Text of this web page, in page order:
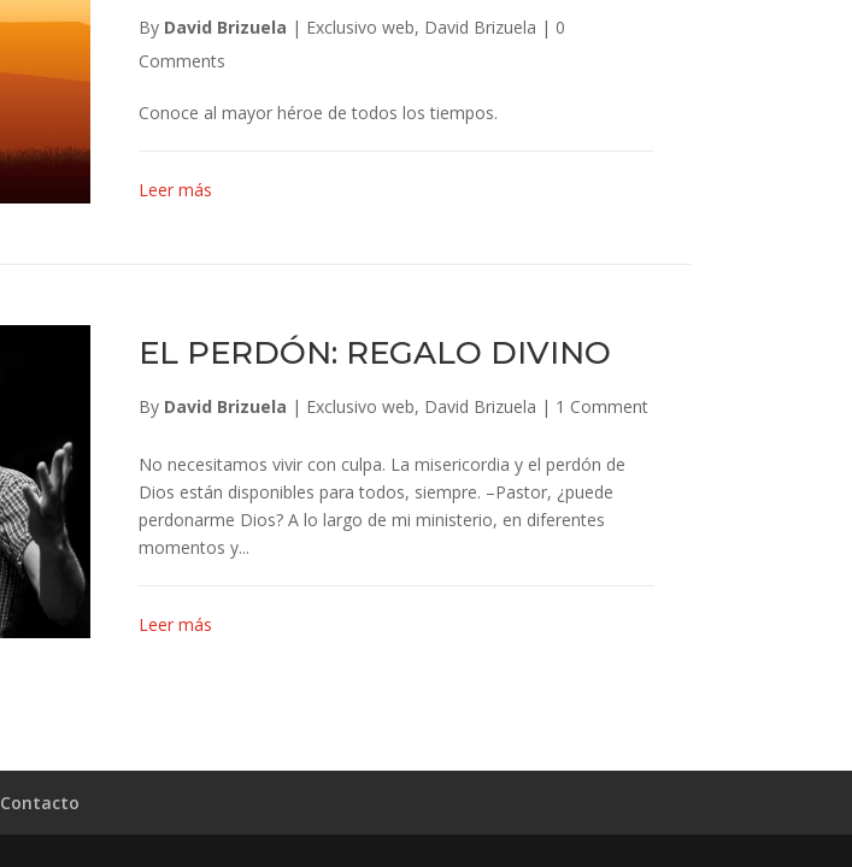
By David Brizuela | Exclusivo web, David Brizuela | 0
Comments
Conoce al mayor héroe de todos los tiempos.
Leer más
EL PERDÓN: REGALO DIVINO
By David Brizuela | Exclusivo web, David Brizuela | 1 Comment
No necesitamos vivir con culpa. La misericordia y el perdón de
Dios están disponibles para todos, siempre. –Pastor, ¿puede
perdonarme Dios? A lo largo de mi ministerio, en diferentes
momentos y...
Leer más
Contacto